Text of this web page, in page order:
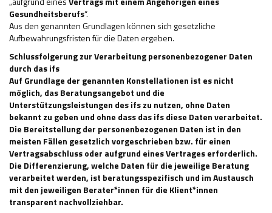
Gesundheitsberufs“.
Aus den genannten Grundlagen können sich gesetzliche
Aufbewahrungsfristen für die Daten ergeben.
Schlussfolgerung zur Verarbeitung personenbezogener Daten
durch das ifs
Auf Grundlage der genannten Konstellationen ist es nicht
möglich, das Beratungsangebot und die
Unterstützungsleistungen des ifs zu nutzen, ohne Daten
bekannt zu geben und ohne dass das ifs diese Daten verarbeitet.
Die Bereitstellung der personenbezogenen Daten ist in den
meisten Fällen gesetzlich vorgeschrieben bzw. für einen
Vertragsabschluss oder aufgrund eines Vertrages erforderlich.
Die Differenzierung, welche Daten für die jeweilige Beratung
verarbeitet werden, ist beratungsspezifisch und im Austausch
mit den jeweiligen Berater*innen für die Klient*innen
transparent nachvollziehbar.